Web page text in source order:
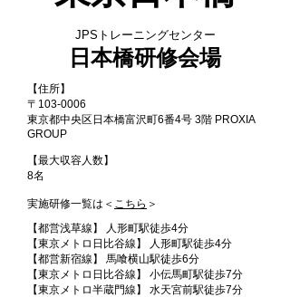
JPSトレーニングセンター
日本橋研修会場
【住所】
〒103-0006
東京都中央区日本橋富沢町6番4号 3階 PROXIA
GROUP
【最大収容人数】
8名
実施研修一覧は＜ こちら ＞
【都営浅草線】 人形町駅徒歩4分
【東京メトロ日比谷線】 人形町駅徒歩4分
【都営新宿線】 馬喰横山駅徒歩6分
【東京メトロ日比谷線】 小伝馬町駅徒歩7分
【東京メトロ半蔵門線】 水天宮前駅徒歩7分